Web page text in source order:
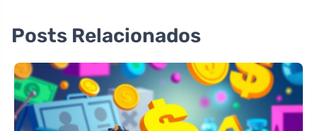
Posts Relacionados